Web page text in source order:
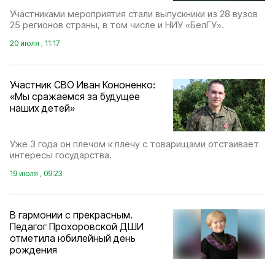
Участниками мероприятия стали выпускники из 28 вузов
25 регионов страны, в том числе и НИУ «БелГУ».
20 июля , 11:17
Участник СВО Иван Кононенко:
«Мы сражаемся за будущее
наших детей»
Уже 3 года он плечом к плечу с товарищами отстаивает
интересы государства.
19 июля , 09:23
В гармонии с прекрасным.
Педагог Прохоровской ДШИ
отметила юбилейный день
рождения